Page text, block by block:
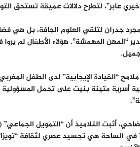
عابر”، لتطرح دلالات عميقة تستحق
جدران لتلقي العلوم الجافة، بل هي
“المهن المهمشة”. هؤلاء الأطفال لم
“القيادة الإيجابية” لدى الطفل
متينة بنيت على تحمل المسؤولية
في الساحة هي تجسيد عصري لثقافة “تويزا”